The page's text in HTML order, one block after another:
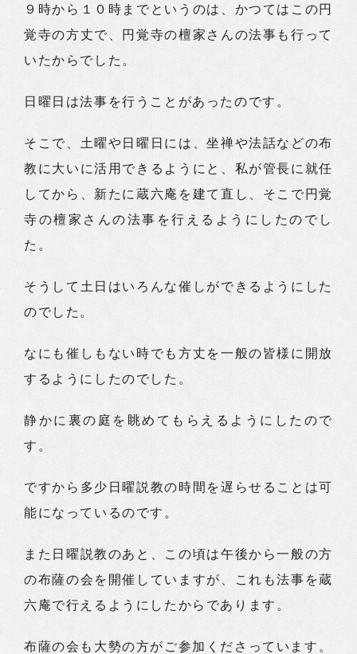
９時から１０時までというのは、かつてはこの円
覚寺の方丈で、円覚寺の檀家さんの法事も行って
いたからでした。
日曜日は法事を行うことがあったのです。
そこで、土曜や日曜日には、坐禅や法話などの布
教に大いに活用できるようにと、私が管長に就任
してから、新たに蔵六庵を建て直し、そこで円覚
寺の檀家さんの法事を行えるようにしたのでし
た。
そうして土日はいろんな催しができるようにした
のでした。
なにも催しもない時でも方丈を一般の皆様に開放
するようにしたのでした。
静かに裏の庭を眺めてもらえるようにしたので
す。
ですから多少日曜説教の時間を遅らせることは可
能になっているのです。
また日曜説教のあと、この頃は午後から一般の方
の布薩の会を開催していますが、これも法事を蔵
六庵で行えるようにしたからであります。
布薩の会も大勢の方がご参加くださっています。